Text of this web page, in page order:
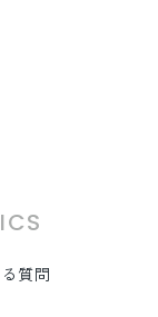
質問